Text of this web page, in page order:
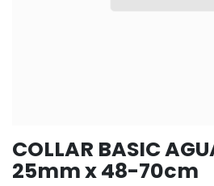
COLLAR BASIC
25mm x 48-70cm